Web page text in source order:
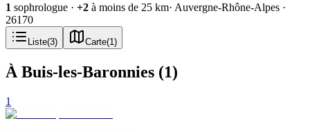
1 sophrologue · +2 à moins de 25 km· Auvergne-Rhône-Alpes ·
26170
Liste(3) Carte(1 )
À Buis-les-Baronnies (1)
1